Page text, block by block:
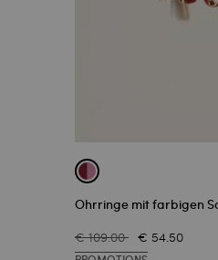
Ohrringe mit farbigen
€ 109.00 € 54.50